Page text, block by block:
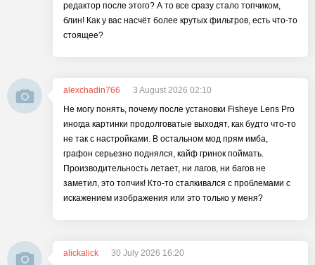
редактор после этого? А то все сразу стало топчиком,
блин! Как у вас насчёт более крутых фильтров, есть что-то
стоящее?
alexchadin766
3 August 2026 02:10
Не могу понять, почему после установки Fisheye Lens Pro
иногда картинки продолговатые выходят, как будто что-то
не так с настройками. В остальном мод прям имба,
графон серьезно поднялся, кайф гринок поймать.
Производительность летает, ни лагов, ни багов не
заметил, это топчик! Кто-то сталкивался с проблемами с
искажением изображения или это только у меня?
alickalick
30 July 2026 16:20